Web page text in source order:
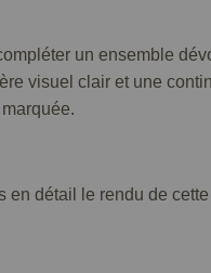
un ensemble
visuel clair et une
détail le rendu de